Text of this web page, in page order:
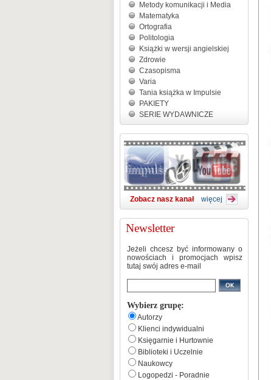
Metody komunikacji i Media
Matematyka
Ortografia
Politologia
Książki w wersji angielskiej
Zdrowie
Czasopisma
Varia
Tania książka w Impulsie
PAKIETY
SERIE WYDAWNICZE
Zobacz nasz kanał więcej
Newsletter
Jeżeli chcesz być informowany o
nowościach i promocjach wpisz
tutaj swój adres e-mail
Wybierz grupę:
Autorzy
Klienci indywidualni
Księgarnie i Hurtownie
Biblioteki i Uczelnie
Naukowcy
Logopedzi - Poradnie